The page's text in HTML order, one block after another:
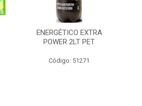
ENERGÉTICO EXTRA
POWER 2LT PET
Código: 51271